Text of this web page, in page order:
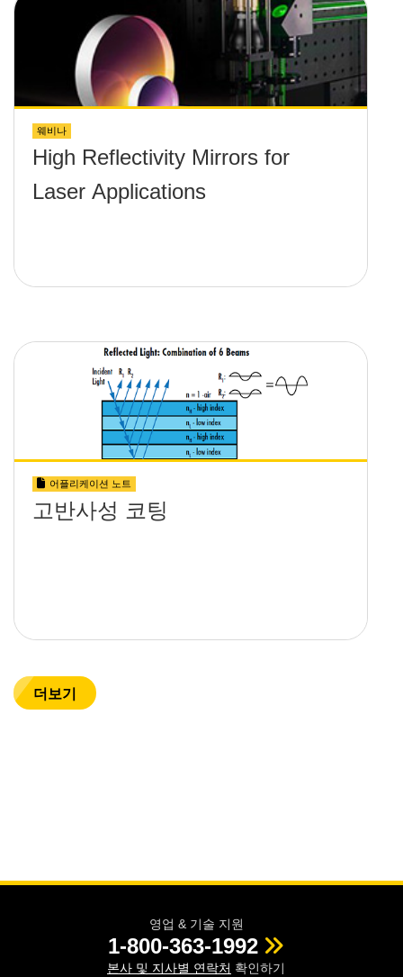
웨비나
High Reflectivity Mirrors for
Laser Applications
어플리케이션 노트
고반사성 코팅
더보기
영업 & 기술 지원
1-800-363-1992
본사 및 지사별 연락처 확인하기